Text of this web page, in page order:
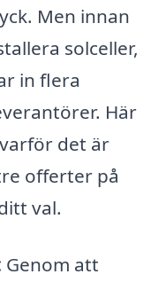
Men innan
solceller,
in flera
Här
det är
offerter på
val.
Genom att